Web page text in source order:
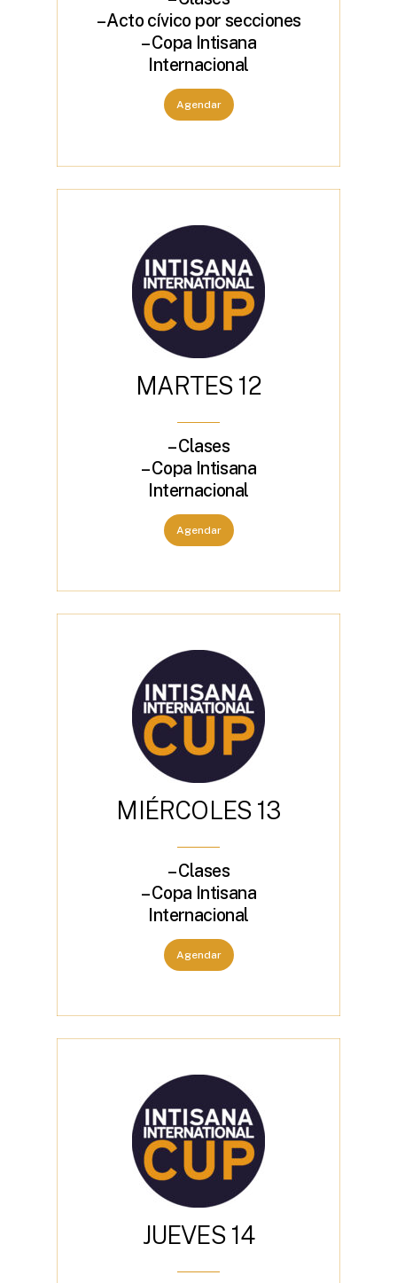
– Acto cívico por secciones
– Copa Intisana
Internacional
Agendar
MARTES 12
– Clases
– Copa Intisana
Internacional
Agendar
MIÉRCOLES 13
– Clases
– Copa Intisana
Internacional
Agendar
JUEVES 14